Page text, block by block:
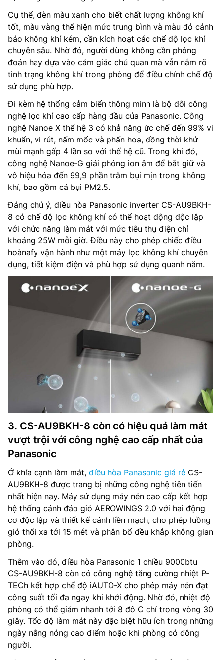
Cụ thể, đèn màu xanh cho biết chất lượng không khí
tốt, màu vàng thể hiện mức trung bình và màu đỏ cảnh
báo không khí kém, cần kích hoạt các chế độ lọc khí
chuyên sâu. Nhờ đó, người dùng không cần phỏng
đoán hay dựa vào cảm giác chủ quan mà vẫn nắm rõ
tình trạng không khí trong phòng để điều chỉnh chế độ
sử dụng phù hợp.
Đi kèm hệ thống cảm biến thông minh là bộ đôi công
nghệ lọc khí cao cấp hàng đầu của Panasonic. Công
nghệ Nanoe X thế hệ 3 có khả năng ức chế đến 99% vi
khuẩn, vi rút, nấm mốc và phấn hoa, đồng thời khử
mùi mạnh gấp 4 lần so với thế hệ cũ. Trong khi đó,
công nghệ Nanoe-G giải phóng ion âm để bắt giữ và
vô hiệu hóa đến 99,9 phần trăm bụi mịn trong không
khí, bao gồm cả bụi PM2.5.
Đáng chú ý, điều hòa Panasonic inverter CS-AU9BKH-
8 có chế độ lọc không khí có thể hoạt động độc lập
với chức năng làm mát với mức tiêu thụ điện chỉ
khoảng 25W mỗi giờ. Điều này cho phép chiếc điều
hoànafy vận hành như một máy lọc không khí chuyên
dụng, tiết kiệm điện và phù hợp sử dụng quanh năm.
3. CS-AU9BKH-8 còn có hiệu quả làm mát
vượt trội với công nghệ cao cấp nhất của
Panasonic
Ở khía cạnh làm mát, điều hòa Panasonic giá rẻ CS-
AU9BKH-8 được trang bị những công nghệ tiên tiến
nhất hiện nay. Máy sử dụng máy nén cao cấp kết hợp
hệ thống cánh đảo gió AEROWINGS 2.0 với hai động
cơ độc lập và thiết kế cánh liền mạch, cho phép luồng
gió thổi xa tới 15 mét và phân bổ đều khắp không gian
phòng.
Thêm vào đó, điều hòa Panasonic 1 chiều 9000btu
CS-AU9BKH-8 còn có công nghệ tăng cường nhiệt P-
TECh kết hợp chế độ iAUTO-X cho phép máy nén đạt
công suất tối đa ngay khi khởi động. Nhờ đó, nhiệt độ
phòng có thể giảm nhanh tới 8 độ C chỉ trong vòng 30
giây. Tốc độ làm mát này đặc biệt hữu ích trong những
ngày nắng nóng cao điểm hoặc khi phòng có đông
người.